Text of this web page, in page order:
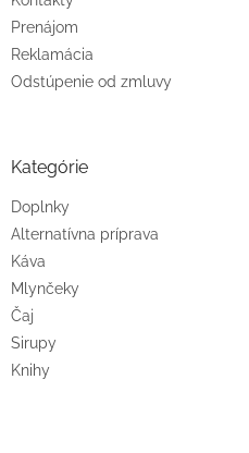
Prenájom
Reklamácia
Odstúpenie od zmluvy
Kategórie
Doplnky
Alternatívna príprava
Káva
Mlynčeky
Čaj
Sirupy
Knihy